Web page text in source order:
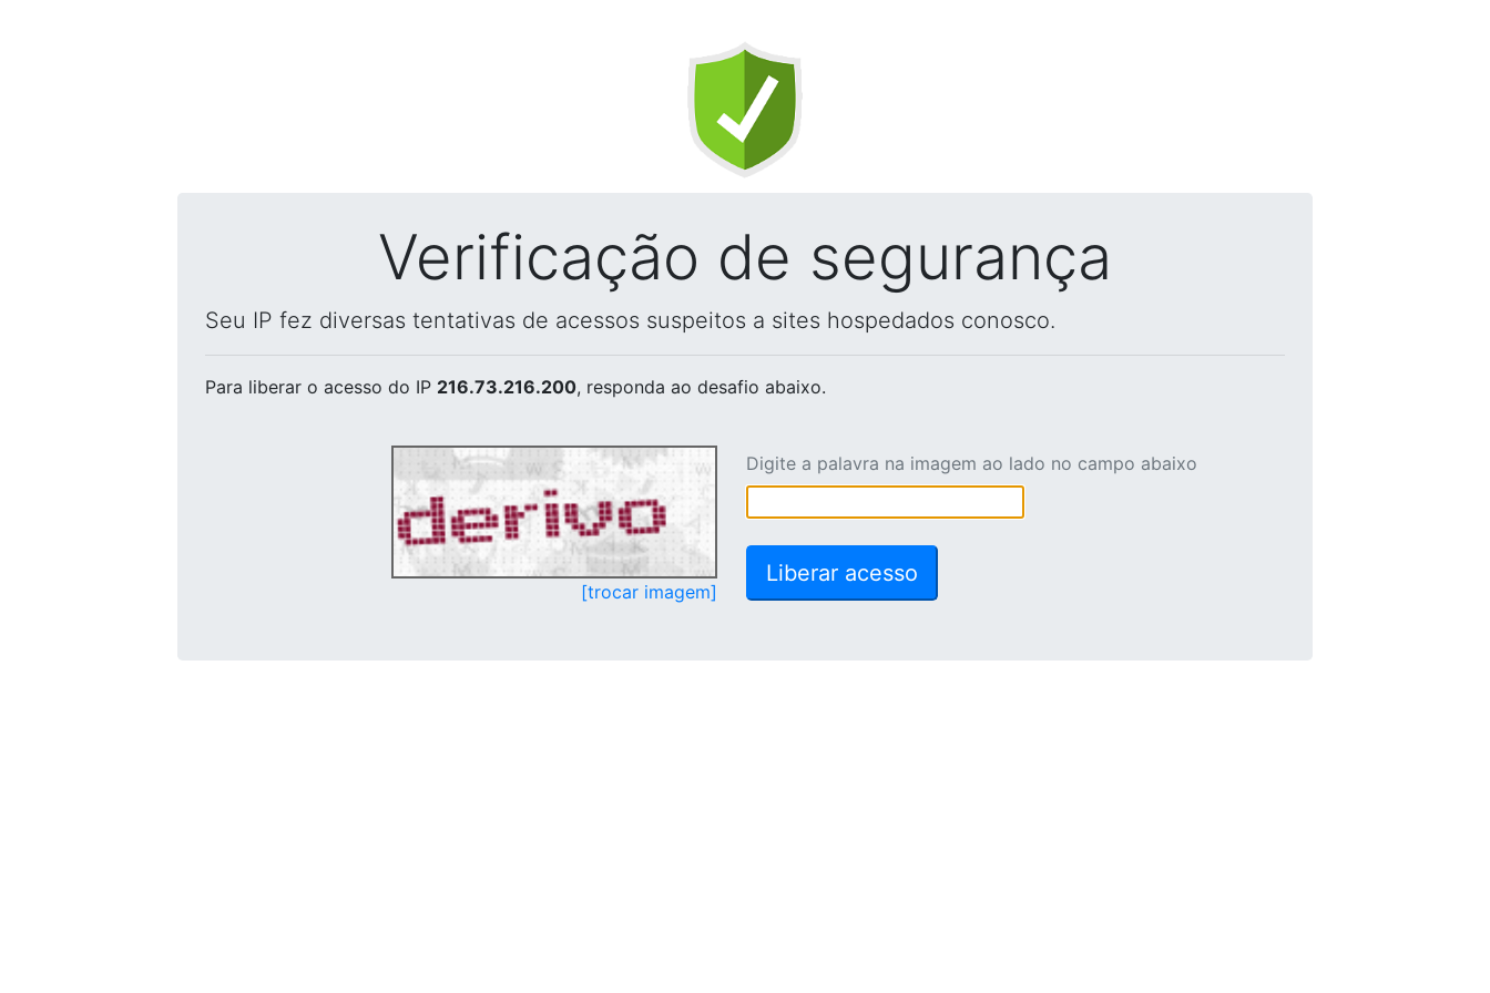
Verificação de segurança
Seu IP fez diversas tentativas de acessos suspeitos a sites hospedados conosco.
Para liberar o acesso do IP 216.73.216.200, responda ao desafio abaixo.
[trocar imagem]
Digite a palavra na imagem ao lado no campo abaixo